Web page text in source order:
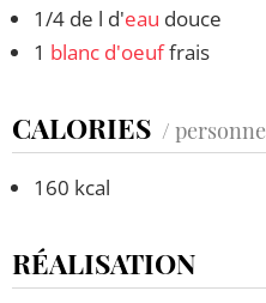
1/4 de l d'eau douce
1 blanc d'oeuffrais
CALORIES / personne
160 kcal
RÉALISATION